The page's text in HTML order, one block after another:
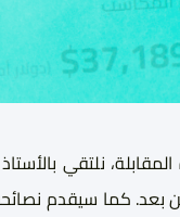
نلتقي
بعد. كما سيقدم